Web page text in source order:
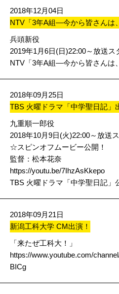
2018年12月04日
NTV「3年A組―今から皆さんは
兵頭新役
2019年1月6日(日)22:00～放送ス
NTV「3年A組―今から皆さんは
2018年09月25日
TBS 火曜ドラマ「中学聖日記」
九重順一郎役
2018年10月9日(火)22:00～放送
☆スピンオフムービー公開！
監督：松本花奈
https://youtu.be/7IhzAsKkepo
TBS 火曜ドラマ「中学聖日記」
2018年09月21日
新潟工科大学 CM出演！
「来たぜ工科大！」
https://www.youtube.com/
BICg